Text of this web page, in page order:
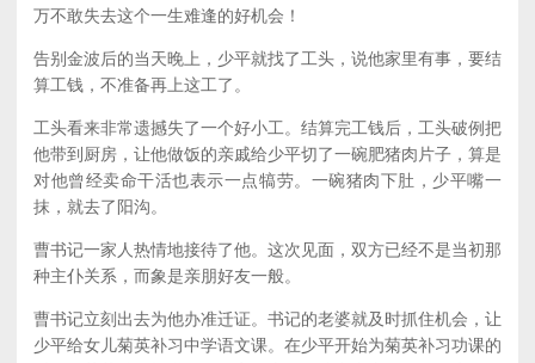
万不敢失去这个一生难逢的好机会！
告别金波后的当天晚上，少平就找了工头，说他家里有事，要结
算工钱，不准备再上这工了。
工头看来非常遗撼失了一个好小工。结算完工钱后，工头破例把
他带到厨房，让他做饭的亲戚给少平切了一碗肥猪肉片子，算是
对他曾经卖命干活也表示一点犒劳。一碗猪肉下肚，少平嘴一
抹，就去了阳沟。
曹书记一家人热情地接待了他。这次见面，双方已经不是当初那
种主仆关系，而象是亲朋好友一般。
曹书记立刻出去为他办准迁证。书记的老婆就及时抓住机会，让
少平给女儿菊英补习中学语文课。在少平开始为菊英补习功课的